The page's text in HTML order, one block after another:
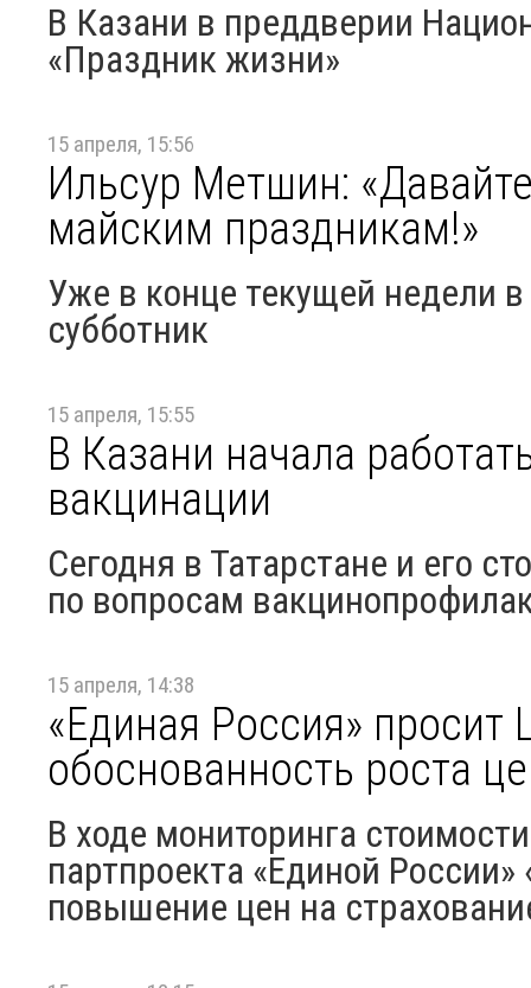
В Казани в преддверии
«Праздник жизни»
15 апреля, 15:56
Ильсур Метшин:
майским праздникам!»
Уже в конце текущей недели
субботник
15 апреля, 15:55
В Казани начала
вакцинации
Сегодня в Татарстане и его
по вопросам
15 апреля, 14:38
«Единая Россия» просит
обоснованность роста
В ходе мониторинга
партпроекта «Единой
повышение цен на